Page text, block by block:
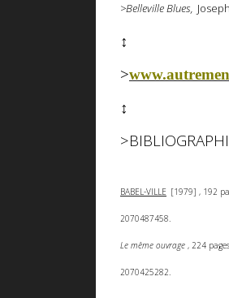
>Belleville Blues,
↕
>
↕
BABEL-VILLE [1979] , 192
2070487458.
Le même ouvrage , 224
2070425282.